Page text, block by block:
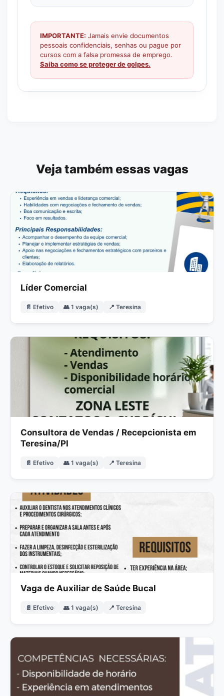
IMPORTANTE: Jamais envie documentos
pessoais confidenciais, senhas ou pague por
cursos com a falsa promessa de emprego.
Saiba como se proteger de golpes.
Veja também essas vagas
Líder Comercial
📄 Efetivo 👥 1 vaga(s) 📍 Teresina
Consultora de Vendas / Recepcionista em
Teresina/PI
📄 Efetivo 👥 1 vaga(s) 📍 Teresina
Vaga de Auxiliar de Saúde Bucal
📄 Efetivo 👥 1 vaga(s) 📍 Teresina